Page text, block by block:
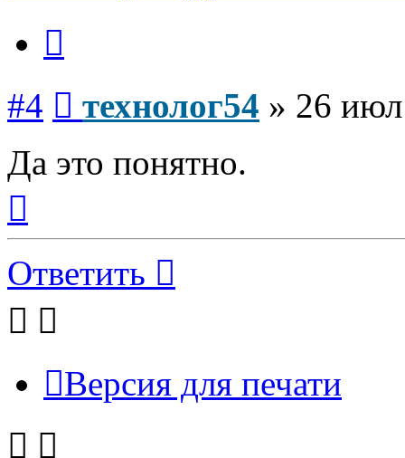
#4 технолог54 » 26
Да это понятно.
началу
Ответить
Версия для печати